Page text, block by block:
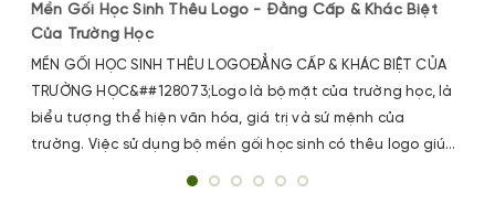
Mền Gối Học Sinh Thêu Logo - Đằng Cấp & Khác Biệt
Của Trường Học
MỀN GỐI HỌC SINH THÊU LOGOĐẲNG CẤP & KHÁC BIỆT CỦA
TRƯỜNG HỌC&##128073;Logo là bộ mặt của trường học, là
biểu tượng thể hiện văn hóa, giá trị và sứ mệnh của
trường. Việc sử dụng bộ mền gối học sinh có thêu logo giúp